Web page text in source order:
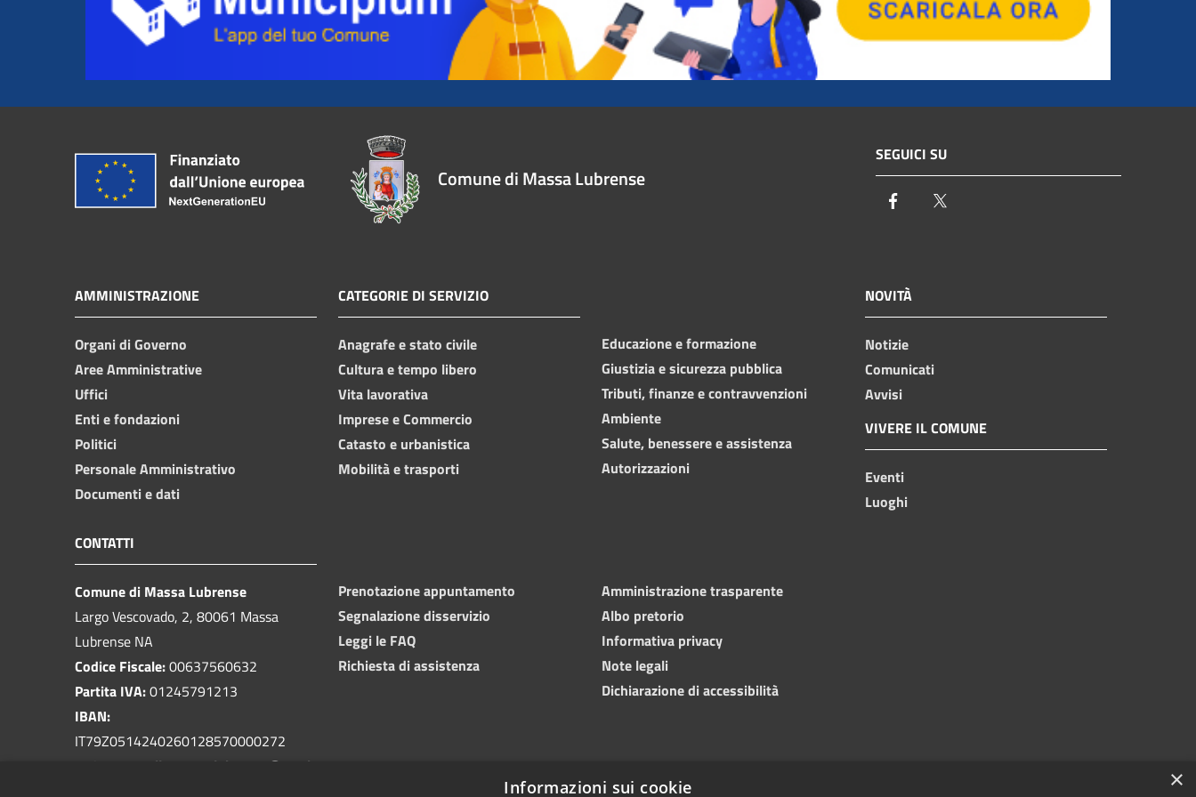
Comune di Massa Lubrense
SEGUICI SU
Facebook
AMMINISTRAZIONE
Organi di Governo
Aree Amministrative
Uffici
Enti e fondazioni
Politici
Personale Amministrativo
Documenti e dati
CATEGORIE DI SERVIZIO
Anagrafe e stato civile
Cultura e tempo libero
Vita lavorativa
Imprese e Commercio
Catasto e urbanistica
Mobilità e trasporti
Educazione e formazione
Giustizia e sicurezza pubblica
Tributi, finanze e contravvenzioni
Ambiente
Salute, benessere e assistenza
Autorizzazioni
NOVITÀ
Notizie
Comunicati
Avvisi
VIVERE IL COMUNE
Eventi
Luoghi
CONTATTI
Comune di Massa Lubrense
Largo Vescovado, 2, 80061 Massa
Lubrense NA
Codice Fiscale:00637560632
Partita IVA:01245791213
IBAN:
IT79Z0514240260128570000272
protocollo.massalubrense@pec.it
Prenotazione appuntamento
Segnalazione disservizio
Leggi le FAQ
Richiesta di assistenza
Amministrazione trasparente
Albo pretorio
Informativa privacy
Note legali
Dichiarazione di accessibilità
×
Informazioni sui cookie